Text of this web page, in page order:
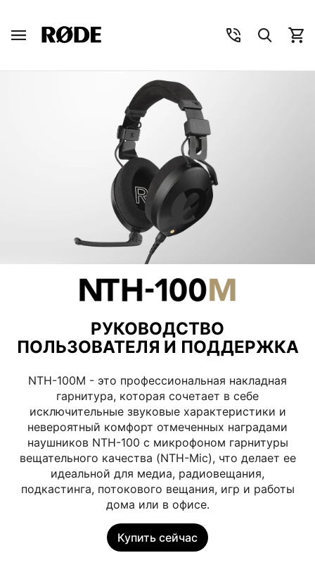
РУКОВОДСТВО
ПОЛЬЗОВАТЕЛЯ И ПОДДЕРЖКА
NTH-100M - это профессиональная накладная
гарнитура, которая сочетает в себе
исключительные звуковые характеристики и
невероятный комфорт отмеченных наградами
наушников NTH-100 с микрофоном гарнитуры
вещательного качества (NTH-Mic), что делает ее
идеальной для медиа, радиовещания,
подкастинга, потокового вещания, игр и работы
дома или в офисе.
Купить сейчас